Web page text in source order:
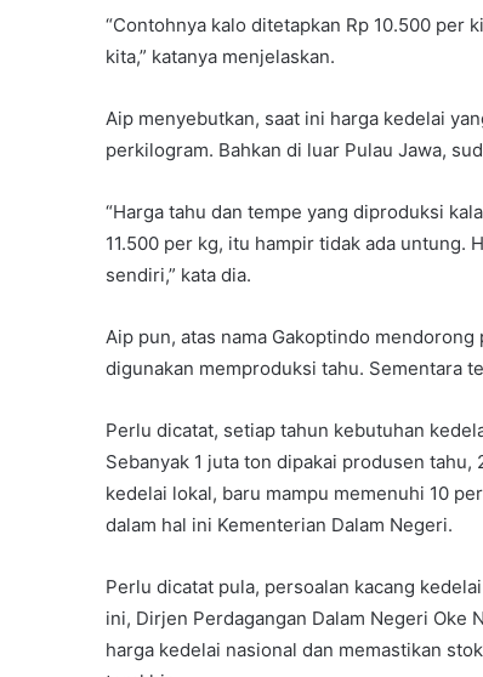
“Contohnya kalo ditetapkan Rp 10.500 per
kita,” katanya menjelaskan.
Aip menyebutkan, saat ini harga kedelai
perkilogram. Bahkan di luar Pulau Jawa,
“Harga tahu dan tempe yang diproduksi
11.500 per kg, itu hampir tidak ada untung.
sendiri,” kata dia.
Aip pun, atas nama Gakoptindo
digunakan memproduksi tahu. Sementara
Perlu dicatat, setiap tahun kebutuhan
Sebanyak 1 juta ton dipakai produsen
kedelai lokal, baru mampu memenuhi 10
dalam hal ini Kementerian Dalam Negeri.
Perlu dicatat pula, persoalan kacang
ini, Dirjen Perdagangan Dalam Negeri Oke
harga kedelai nasional dan memastikan